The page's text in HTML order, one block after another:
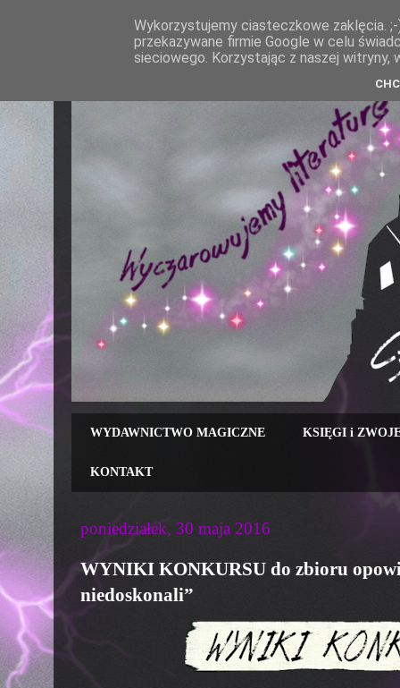
WYDAWNICTWO MAGICZNE KSIĘGI i
KONTAKT
poniedziałek, 30 maja 2016
WYNIKI KONKURSU do zbioru
niedoskonali”
Wykorzystujemy ciasteczkowe zaklęcia.
przekazywane firmie Google w celu
sieciowego. Korzystając z naszej witryny,